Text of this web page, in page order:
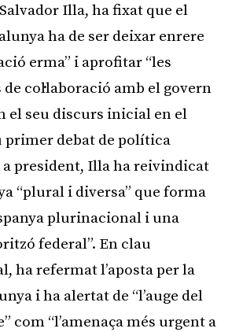
Illa, ha fixat que el
ha de ser deixar enrere
erma” i aprofitar “les
col·laboració amb el govern
el seu discurs inicial en el
primer debat de política
a president, Illa ha reivindicat
“plural i diversa” que forma
plurinacional i una
federal”. En clau
ha refermat l’aposta per la
i ha alertat de “l’auge del
com “l’amenaça més urgent a